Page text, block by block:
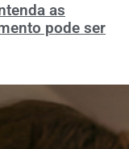
as
pode ser